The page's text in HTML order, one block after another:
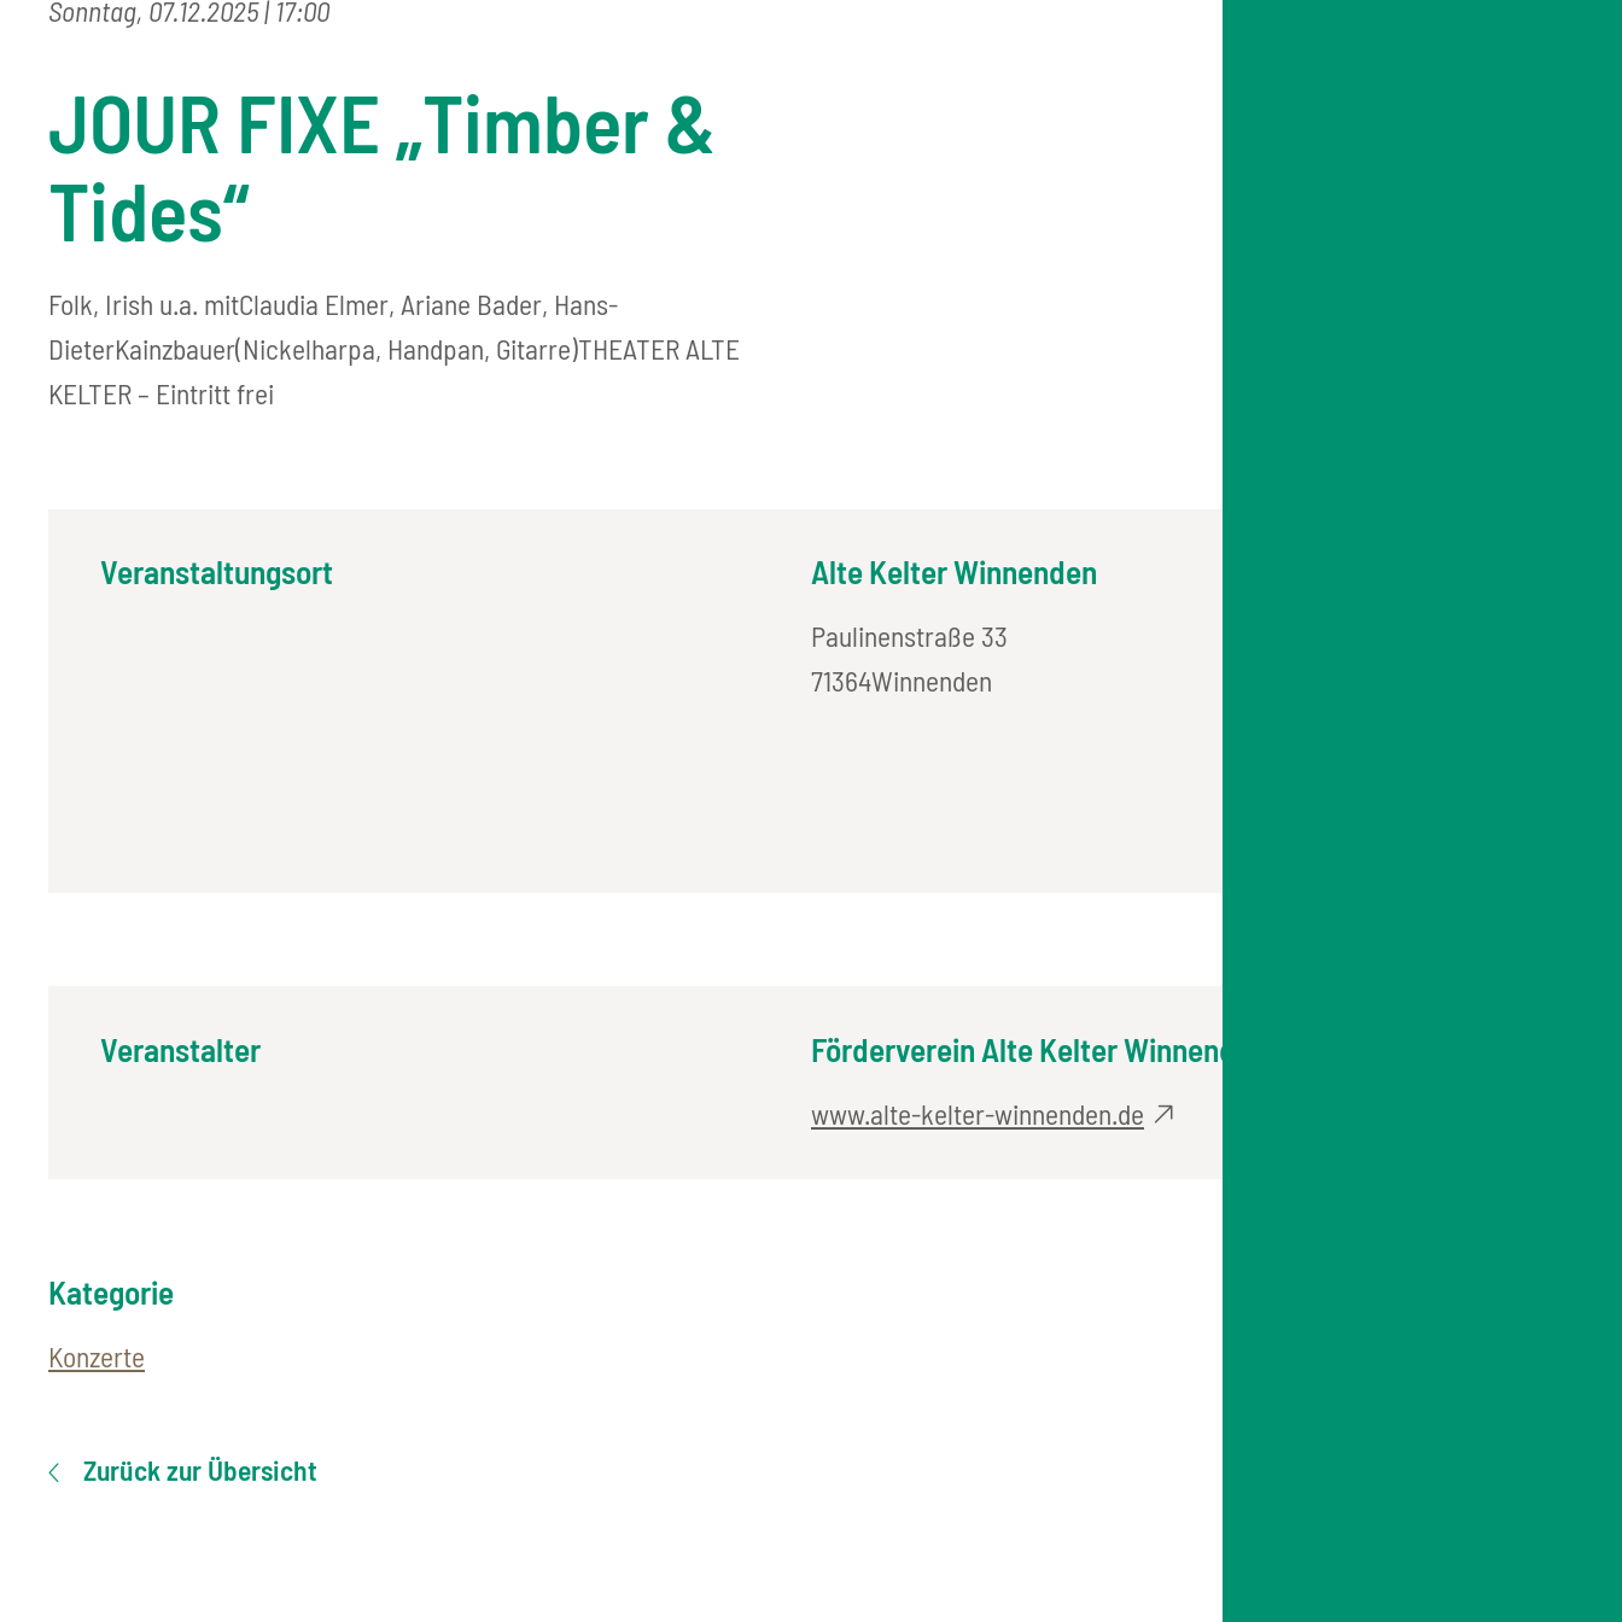
Sonntag, 07.12.2025| 17:00
JOUR FIXE „Timber &
Tides“
Folk, Irish u.a. mitClaudia Elmer, Ariane Bader, Hans-
DieterKainzbauer(Nickelharpa, Handpan, Gitarre)THEATER ALTE
KELTER – Eintritt frei
Veranstaltungsort Alte Kelter Winnenden
Paulinenstraße 33
71364Winnenden
Veranstalter Förderverein Alte Kelter Winnenden
www.alte-kelter-winnenden.de
Kategorie
Konzerte
Zurück zur Übersicht